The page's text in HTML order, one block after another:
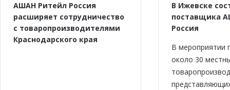
АШАН Ритейл Россия
расширяет сотрудничество
с товаропроизводителями
Краснодарского края
В Ижевске
поставщика
Россия
В мероприятии
около 30